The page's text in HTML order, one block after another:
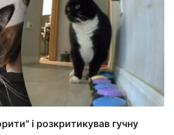
і розкритикував гучну